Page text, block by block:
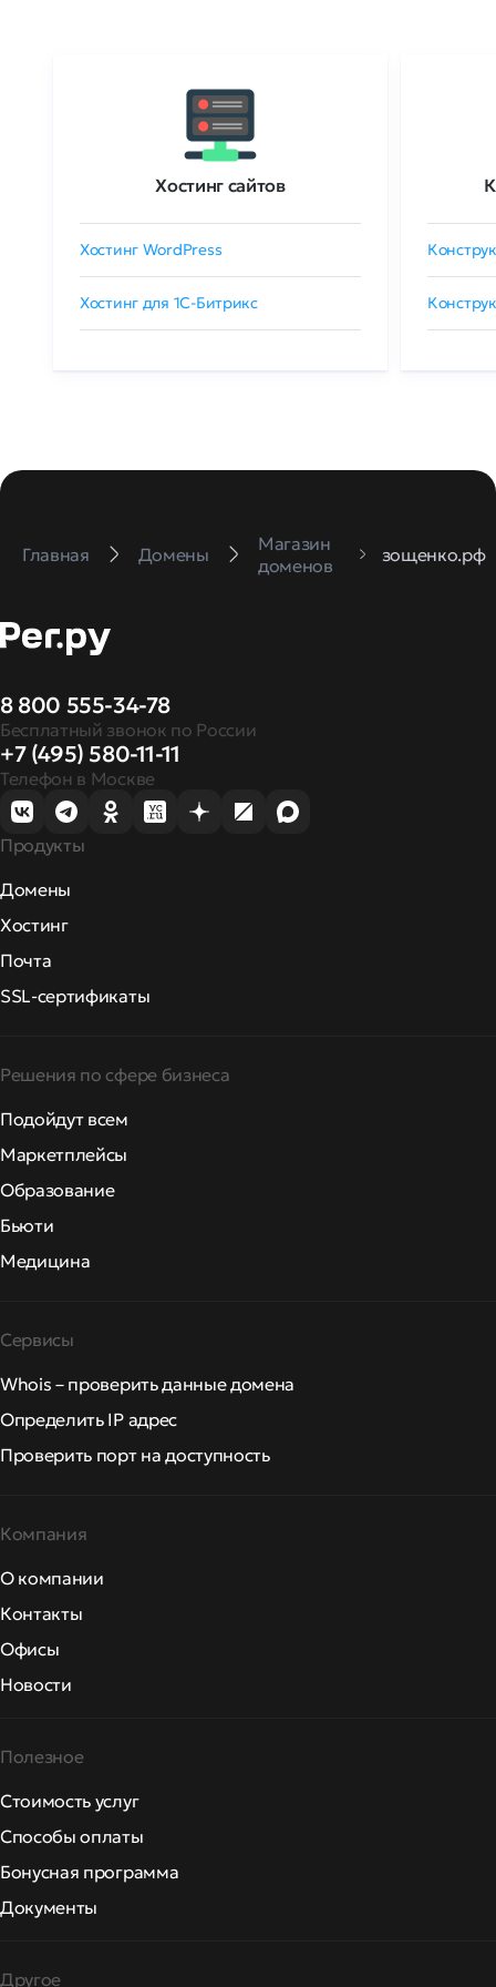
Хостинг сайтов
Хостинг WordPress
Хостинг для 1C-Битрикс
Главная Домены
Магазин
доменов
зощенко.рф
8 800 555-34-78
Бесплатный звонок по России
+7 (495) 580-11-11
Телефон в Москве
Продукты
Домены
Хостинг
Почта
SSL-сертификаты
Решения по сфере бизнеса
Подойдут всем
Маркетплейсы
Образование
Бьюти
Медицина
Сервисы
Whois – проверить данные домена
Определить IP адрес
Проверить порт на доступность
Компания
О компании
Контакты
Офисы
Новости
Полезное
Стоимость услуг
Способы оплаты
Бонусная программа
Документы
Другое